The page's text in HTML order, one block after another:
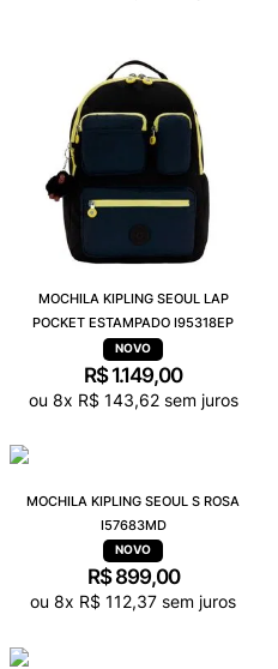
MOCHILA KIPLING SEOUL LAP
POCKET ESTAMPADO I95318EP
R$ 1.149,00
ou 8x R$ 143,62sem juros
MOCHILA KIPLING SEOUL S ROSA
I57683MD
R$ 899,00
ou 8x R$ 112,37 sem juros